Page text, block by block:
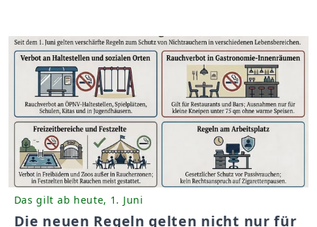
Das gilt ab heute, 1. Juni
Die neuen Regeln gelten nicht nur für